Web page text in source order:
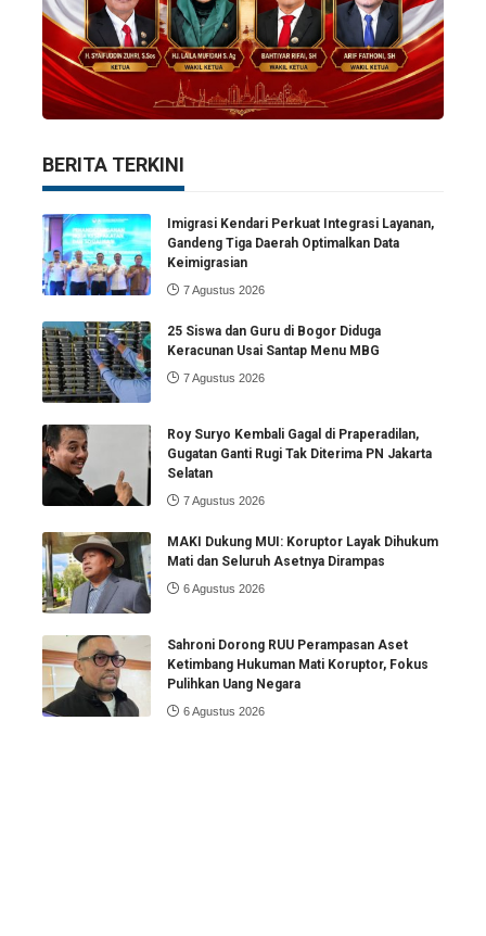
BERITA TERKINI
Imigrasi Kendari Perkuat Integrasi Layanan,
Gandeng Tiga Daerah Optimalkan Data
Keimigrasian
7 Agustus 2026
25 Siswa dan Guru di Bogor Diduga
Keracunan Usai Santap Menu MBG
7 Agustus 2026
Roy Suryo Kembali Gagal di Praperadilan,
Gugatan Ganti Rugi Tak Diterima PN Jakarta
Selatan
7 Agustus 2026
MAKI Dukung MUI: Koruptor Layak Dihukum
Mati dan Seluruh Asetnya Dirampas
6 Agustus 2026
Sahroni Dorong RUU Perampasan Aset
Ketimbang Hukuman Mati Koruptor, Fokus
Pulihkan Uang Negara
6 Agustus 2026